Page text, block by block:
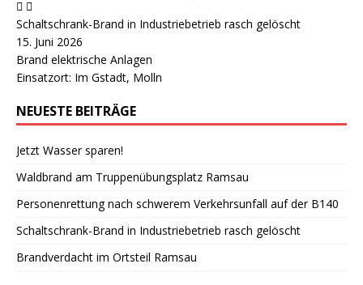
Schaltschrank-Brand in Industriebetrieb rasch gelöscht
15. Juni 2026
Brand elektrische Anlagen
Einsatzort: Im Gstadt, Molln
NEUESTE BEITRÄGE
Jetzt Wasser sparen!
Waldbrand am Truppenübungsplatz Ramsau
Personenrettung nach schwerem Verkehrsunfall auf der B140
Schaltschrank-Brand in Industriebetrieb rasch gelöscht
Brandverdacht im Ortsteil Ramsau